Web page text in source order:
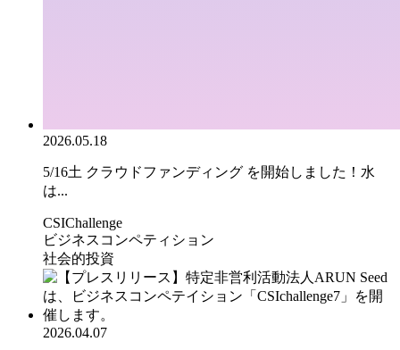
2026.05.18
5/16土 クラウドファンディング を開始しました！水
は...
CSIChallenge
ビジネスコンペティション
社会的投資
2026.04.07